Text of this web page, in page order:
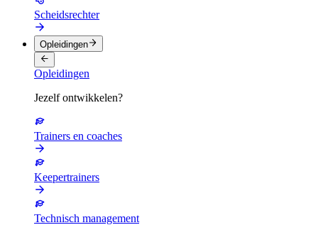
Scheidsrechter
Opleidingen
Opleidingen
Jezelf ontwikkelen?
Trainers en coaches
Keepertrainers
Technisch management